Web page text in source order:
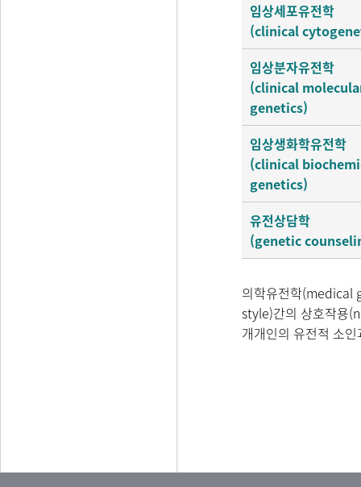
임상세포유전학
(clinical
임상분자유전학
(clinical
genetics)
임상생화학유전학
(clinical
genetics)
유전상담학
(genetic
의학유전학(medical
style)간의 상호작용
개개인의 유전적 소